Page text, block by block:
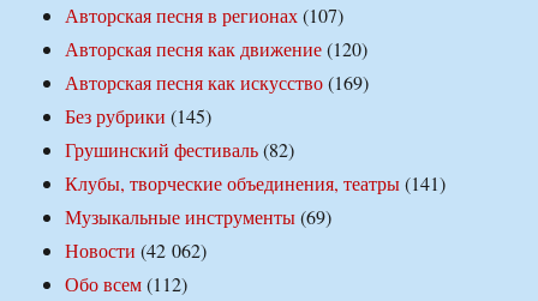
Авторская песня в регионах(107)
Авторская песня как движение(120)
Авторская песня как искусство(169)
Без рубрики (145)
Грушинский фестиваль(82)
Клубы, творческие объединения, театры(141)
Музыкальные инструменты(69)
Новости (42 062)
Обо всем(112)